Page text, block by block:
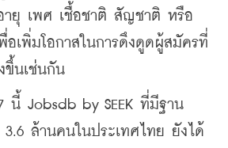
ายุ เพศ เชื้อชาติ สัญชาติ หรือ
เพิ่มโอกาสในการดึงดูดผู้สมัครที่
ขึ้นเช่นกัน
Jobsdb by SEEK ที่มีฐาน
ล้านคนในประเทศไทย ยังได้